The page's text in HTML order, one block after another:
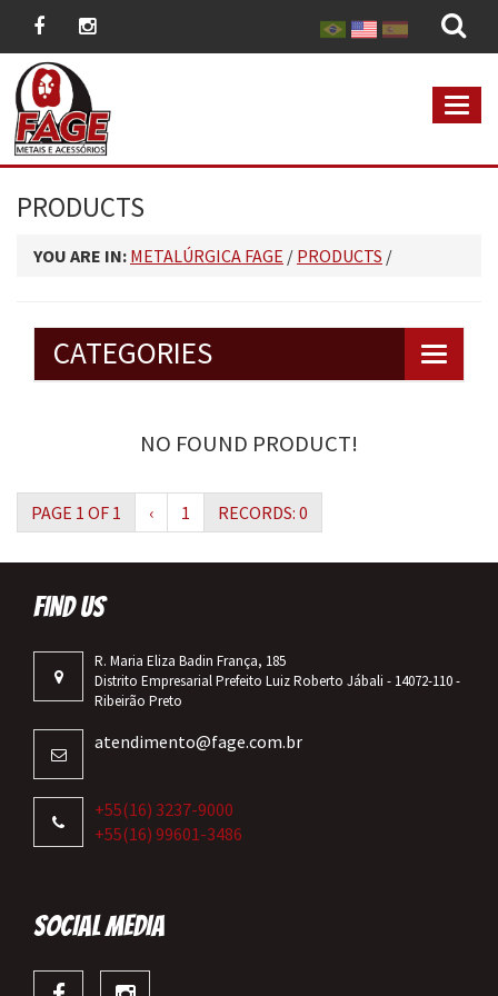
PRODUCTS
YOU ARE IN: METALÚRGICA FAGE / PRODUCTS /
CATEGORIES
NO FOUND PRODUCT!
PAGE 1 OF 1 ‹ 1 RECORDS: 0
FIND US
R. Maria Eliza Badin França, 185
Distrito Empresarial Prefeito Luiz Roberto Jábali - 14072-110 -
Ribeirão Preto
atendimento@fage.com.br
+55(16) 3237-9000
+55(16) 99601-3486
SOCIAL MEDIA